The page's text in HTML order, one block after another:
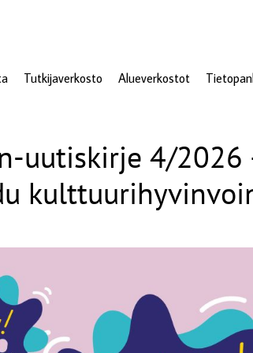
Tutkijaverkosto Alueverkostot
uutiskirje 4/2026